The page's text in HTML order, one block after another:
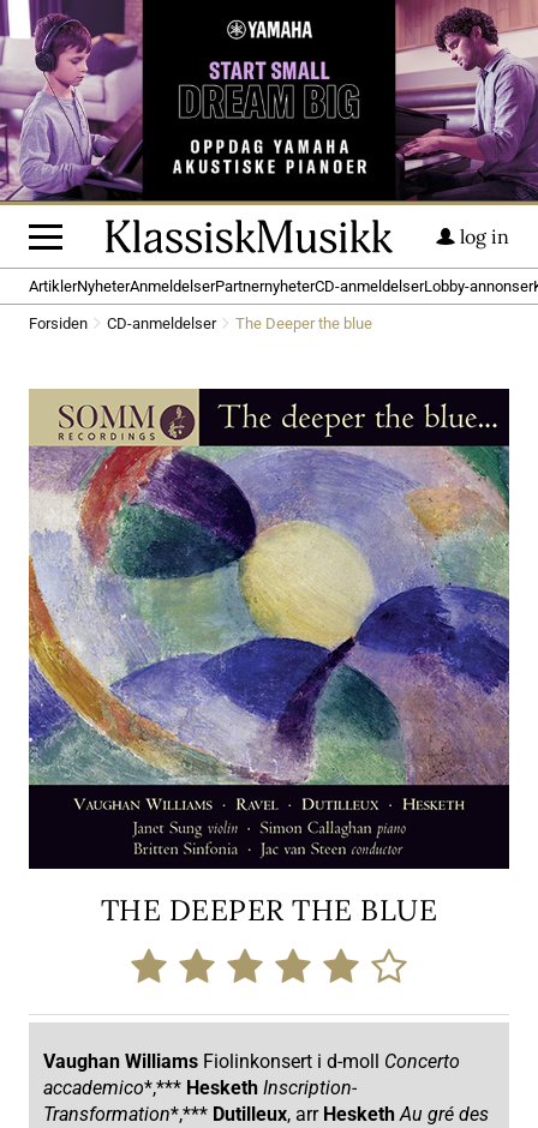
log in
ArtiklerNyheterAnmeldelserPartnernyheterCD-anmeldelserLobby-annonser
Forsiden CD-anmeldelser The Deeper the blue
THE DEEPER THE BLUE
Vaughan Williams Fiolinkonsert i d-moll Concerto
accademico*,*** Hesketh Inscription-
Transformation*,*** Dutilleux, arr Hesketh Au gré des